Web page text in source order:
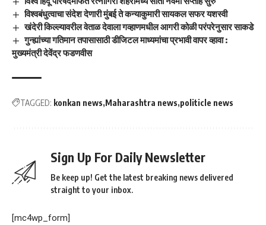
विश्वबंधुत्वाचा संदेश देणारी मुंबई ते कन्याकुमारी सायकल सफर यशस्वी
खंदेरी किल्ल्यावरील वेताळ देवाला गव्हाणमधील आगरी कोळी परंपरेनुसार साकडे
गुन्ह्यांच्या गतिमान तपासासाठी डीजिटल माध्यमांचा प्रभावी वापर व्हावा :
मुख्यमंत्री देवेंद्र फडणवीस
TAGGED: konkan news Maharashtra news politicle news
Sign Up For Daily Newsletter
Be keep up! Get the latest breaking news delivered
straight to your inbox.
[mc4wp_form]